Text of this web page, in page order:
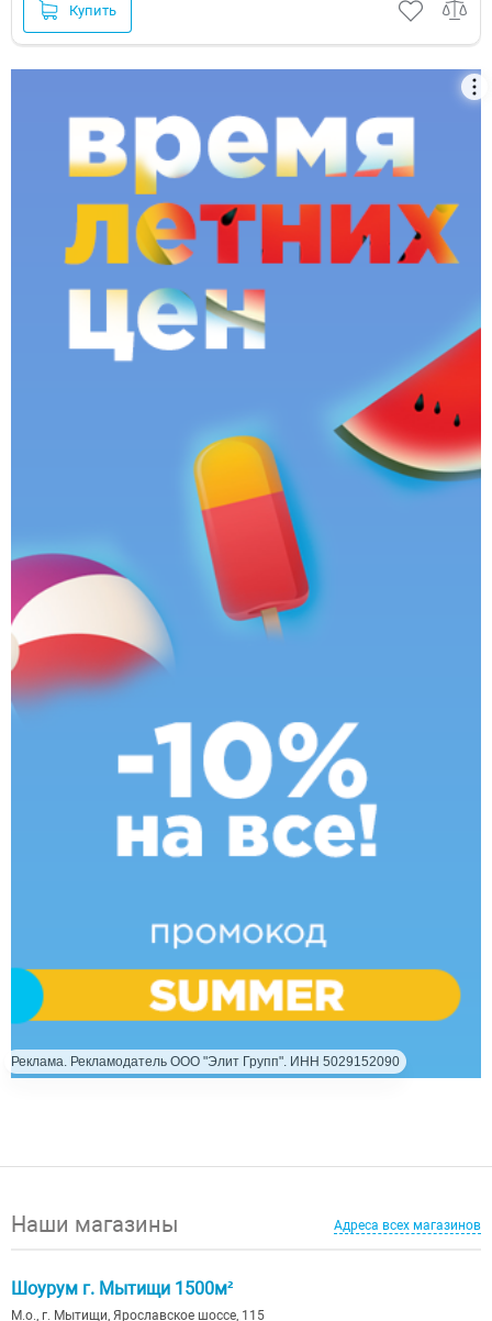
Купить
Реклама. Рекламодатель ООО "Элит Групп". ИНН 5029152090
Наши магазины Адреса всех магазинов
Шоурум г. Мытищи 1500м²
М.о., г. Мытищи, Ярославское шоссе, 115